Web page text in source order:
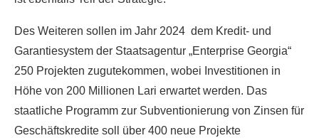
Des Weiteren sollen im Jahr 2024 dem Kredit- und
Garantiesystem der Staatsagentur „Enterprise Georgia“
250 Projekten zugutekommen, wobei Investitionen in
Höhe von 200 Millionen Lari erwartet werden. Das
staatliche Programm zur Subventionierung von Zinsen für
Geschäftskredite soll über 400 neue Projekte